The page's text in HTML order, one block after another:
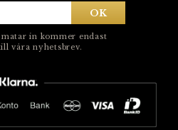
OK
in kommer endast
våra nyhetsbrev.